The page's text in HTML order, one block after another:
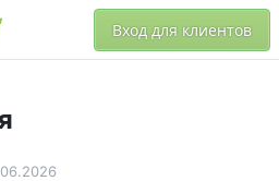
Вход для клиентов